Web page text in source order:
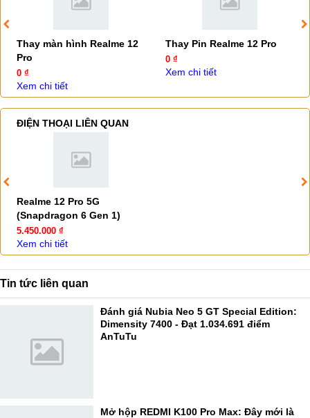
Thay màn hình Realme 12
Pro
0 ₫
Xem chi tiết
Thay Pin Realme 12 Pro
0 ₫
Xem chi tiết
ĐIỆN THOẠI LIÊN QUAN
Realme 12 Pro 5G
(Snapdragon 6 Gen 1)
5.450.000 ₫
Xem chi tiết
Tin tức liên quan
Đánh giá Nubia Neo 5 GT Special Edition:
Dimensity 7400 - Đạt 1.034.691 điểm
AnTuTu
Mở hộp REDMI K100 Pro Max: Đây mới là